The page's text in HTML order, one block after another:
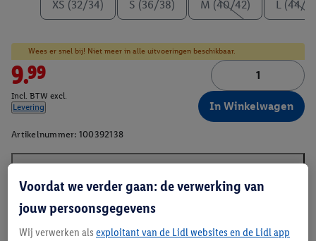
XS (32/34) S (36/38) M (40/42) L (44/
Wees er snel bij! Niet meer in alle uitvoeringen beschikbaar.
9.99
Incl. BTW excl.
Levering
In Winkelwagen
Artikelnummer: 100392138
Beschrijving
Voordat we verder gaan: de verwerking van
jouw persoonsgegevens
Wij verwerken als exploitant van de Lidl websites en de Lidl app